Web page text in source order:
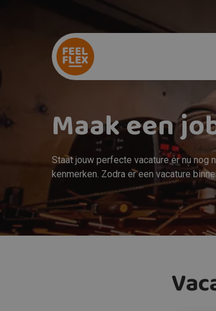
Maak een
Staat jouw perfecte vacature er nu nog
kenmerken. Zodra er een vacature